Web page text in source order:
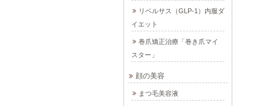
リベルサス（GLP-1）内服ダ
イエット
巻爪矯正治療「巻き爪マイ
スター」
顔の美容
まつ毛美容液